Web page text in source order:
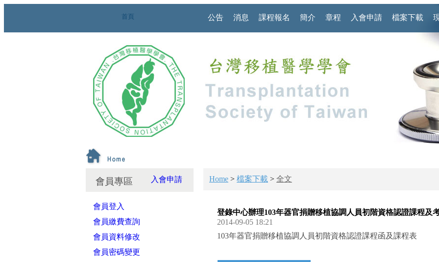
首頁 公告 消息 課程報名 簡介 章程 入會申請 檔案下載
會員專區 入會申請
會員登入
會員繳費查詢
會員資料修改
會員密碼變更
Home > 檔案下載 > 全文
登錄中心辦理103年器官捐贈移植協調人員初階資格認證課程及
2014-09-05 18:21
103年器官捐贈移植協調人員初階資格認證課程函及課程表